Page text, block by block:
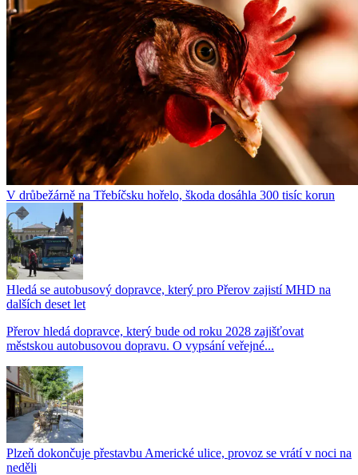
V drůbežárně na Třebíčsku hořelo, škoda dosáhla 300 tisíc korun
Hledá se autobusový dopravce, který pro Přerov zajistí MHD na
dalších deset let
Přerov hledá dopravce, který bude od roku 2028 zajišťovat
městskou autobusovou dopravu. O vypsání veřejné...
Plzeň dokončuje přestavbu Americké ulice, provoz se vrátí v noci na
neděli